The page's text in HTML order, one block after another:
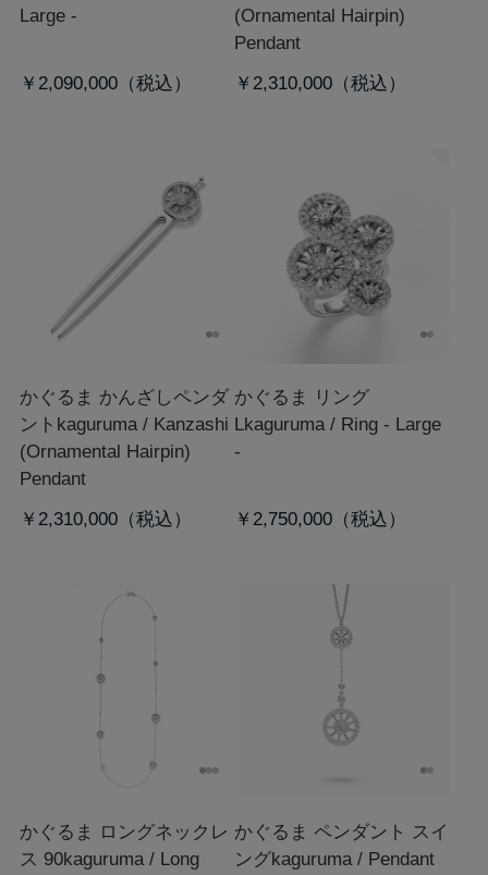
Large -
￥2,090,000
(Ornamental Hairpin)
Pendant
￥2,310,000
かぐるま かんざしペンダ
ント kaguruma / Kanzashi
(Ornamental Hairpin)
Pendant
￥2,310,000
かぐるま リング
Lkaguruma / Ring - Large
-
￥2,750,000
かぐるま ロングネックレ
ス 90kaguruma / Long
かぐるま ペンダント スイ
ングkaguruma / Pendant